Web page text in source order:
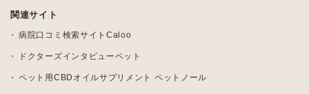
関連サイト
病院口コミ検索サイトCaloo
ドクターズインタビューペット
ペット用CBDオイルサプリメント ペットノール